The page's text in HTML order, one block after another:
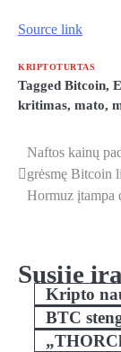
Source link
KRIPTOTURTAS
Tagged Bitcoin,
kritimas, mato,
Navigacija
tarp
Naftos kainų
grėsmę Bitcoin
Hormuz įtampa
Susiję
Kripto
BTC